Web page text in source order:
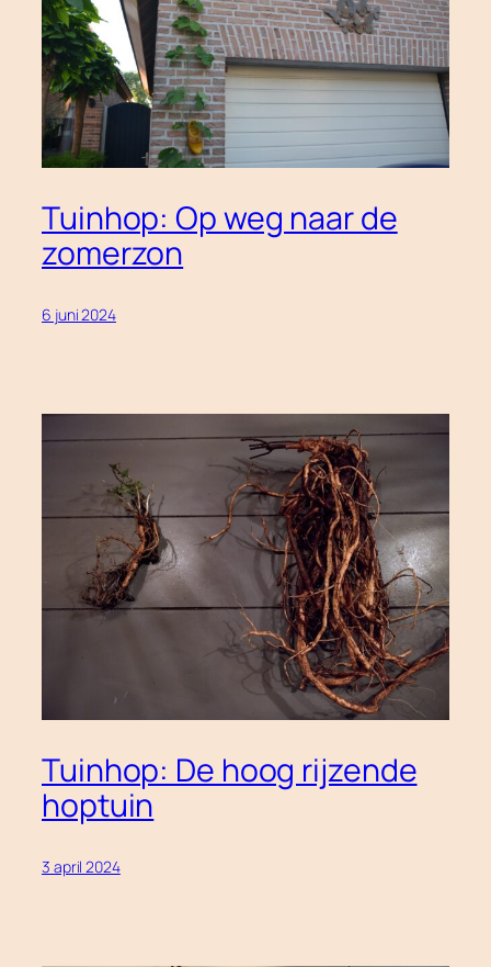
Tuinhop: Op weg naar de
zomerzon
6 juni 2024
Tuinhop: De hoog rijzende
hoptuin
3 april 2024